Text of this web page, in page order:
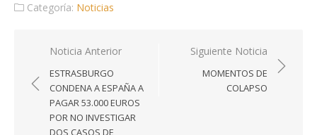
Categoría: Noticias
Navegación
entradas
Noticia Anterior
ESTRASBURGO
CONDENA A ESPAÑA A
PAGAR 53.000 EUROS
POR NO INVESTIGAR
DOS CASOS DE
Siguiente Noticia
MOMENTOS DE
COLAPSO